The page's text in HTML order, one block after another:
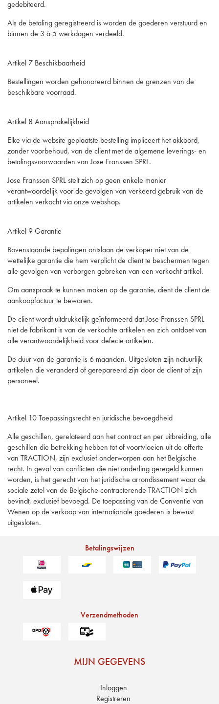
gedebiteerd.
Als de betaling geregistreerd is worden de goederen verstuurd en
binnen de 3 à 5 werkdagen verdeeld.
Artikel 7 Beschikbaarheid
Bestellingen worden gehonoreerd binnen de grenzen van de
beschikbare voorraad.
Artikel 8 Aansprakelijkheid
Elke via de website geplaatste bestelling impliceert het akkoord,
zonder voorbehoud, van de client met de algemene leverings- en
betalingsvoorwaarden van Jose Franssen SPRL.
Jose Franssen SPRL stelt zich op geen enkele manier
verantwoordelijk voor de gevolgen van verkeerd gebruik van de
artikelen verkocht via onze webshop.
Artikel 9 Garantie
Bovenstaande bepalingen ontslaan de verkoper niet van de
wettelijke garantie die hem verplicht de client te beschermen tegen
alle gevolgen van verborgen gebreken van een verkocht artikel.
Om aanspraak te kunnen maken op de garantie, dient de client de
aankoopfactuur te bewaren.
De client wordt uitdrukkelijk geïnformeerd dat Jose Franssen SPRL
niet de fabrikant is van de verkochte artikelen en zich ontdoet van
alle verantwoordelijkheid voor defecte artikelen.
De duur van de garantie is 6 maanden. Uitgesloten zijn natuurlijk
artikelen die veranderd of gerepareerd zijn door de client of zijn
personeel.
Artikel 10 Toepassingsrecht en juridische bevoegdheid
Alle geschillen, gerelateerd aan het contract en per uitbreiding, alle
geschillen die betrekking hebben tot of voortvloeien uit de offerte
van TRACTION, zijn exclusief onderworpen aan het Belgische
recht. In geval van conflicten die niet onderling geregeld kunnen
worden, is het gerecht van het juridische arrondissement waar de
sociale zetel van de Belgische contracterende TRACTION zich
bevindt, exclusief bevoegd. De toepassing van de Conventie van
Wenen op de verkoop van internationale goederen is bewust
uitgesloten.
Betalingswijzen
Verzendmethoden
MIJN GEGEVENS
Inloggen
Registreren